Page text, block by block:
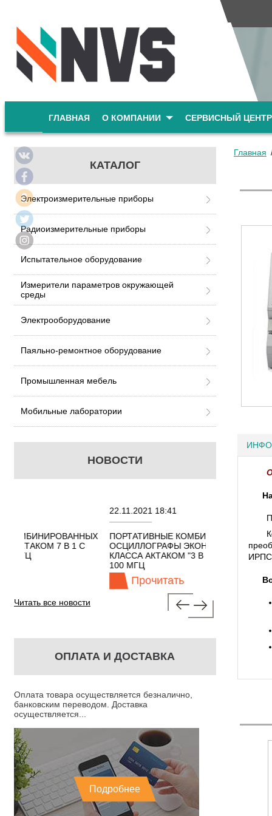
ГЛАВНАЯ О КОМПАНИИ СЕРВИСНЫЙ ЦЕНТР
КАТАЛОГ
Электроизмерительные приборы
Радиоизмерительные приборы
Испытательное оборудование
Измерители параметров окружающей
среды
Электрооборудование
Паяльно-ремонтное оборудование
Промышленная мебель
Мобильные лаборатории
НОВОСТИ
ПОРТАТИВНЫЕ КОМБИНИРОВАННЫЕ
ОСЦИЛЛОГРАФЫ ЭКОНОМНОГО
КЛАССА АКТАКОМ "3 В 1" С ПОЛОСОЙ
Читать все новости
ОПЛАТА И ДОСТАВКА
Оплата товара осуществляется безналично,
банковским переводом. Доставка
осуществляется...
Подробнее
Главная
ИРПС